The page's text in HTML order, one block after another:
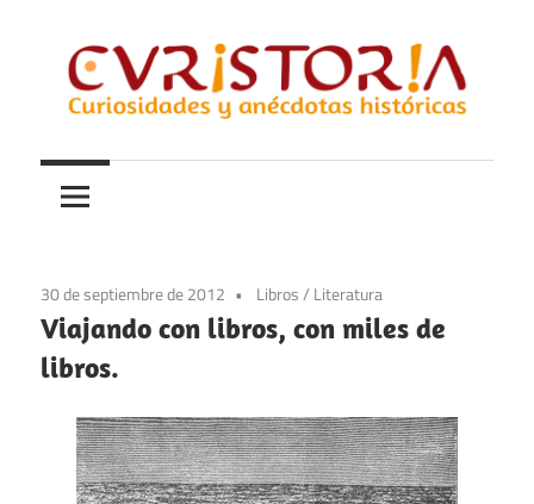
contenido
Curistoria
y
anécdotas
historia
30 de septiembre de 2012 Libros/ Literatura
Viajando con libros, con miles de
libros.